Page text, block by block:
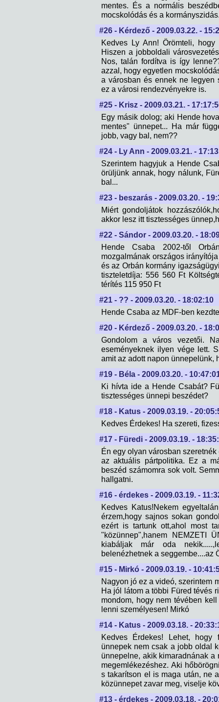
mentes. És a normális
mocskolódás és a
#26 - Kérdező - 2009.03.22. -
Kedves Ly Ann! Örömteli,
Hiszen a jobboldali
Nos, talán fordítva is így
azzal, hogy egyetlen
a városban és ennek ne legyen
ez a városi rendezvényekre is.
#25 - Krisz - 2009.03.21. -
Egy másik dolog; aki Hende
mentes" ünnepet... Ha már
jobb, vagy bal, nem??
#24 - Ly Ann - 2009.03.21. -
Szerintem hagyjuk a Hende
örüljünk annak, hogy nálunk,
bal...
#23 - beszarás - 2009.03.20. -
Miért gondoljátok
akkor lesz itt tisztességes
#22 - Sándor - 2009.03.20. -
Hende Csaba 2002-től
mozgalmának országos
és az Orbán kormány
tiszteletdíja: 556 560 Ft
térítés 115 950 Ft
#21 - ?? - 2009.03.20. - 18:02:10
Hende Csaba az MDF-ben
#20 - Kérdező - 2009.03.20. -
Gondolom a város vezetői.
eseményeknek ilyen vége lett.
amit az adott napon ünnepelünk,
#19 - Béla - 2009.03.20. -
Ki hívta ide a Hende Csabát?
tisztességes ünnepi beszédet?
#18 - Katus - 2009.03.19. -
Kedves Érdekes! Ha szereti,
#17 - Füredi - 2009.03.19. -
Én egy olyan városban
az aktuális pártpolitika. Ez a
beszéd számomra sok volt.
hallgatni.
#16 - érdekes - 2009.03.19. -
Kedves Katus!Nekem
érzem,hogy sajnos sokan
ezért is tartunk ott,ahol most
"közünnep",hanem NEMZETI
kiabáljak már oda
belenézhetnek a seggembe....az
#15 - Mirkó - 2009.03.19. -
Nagyon jó ez a videó, szerintem
Ha jól látom a többi Füred tévés
mondom, hogy nem tévében
lenni személyesen! Mirkó
#14 - Katus - 2009.03.18. -
Kedves Érdekes! Lehet,
ünnepek nem csak a jobb oldal
ünnepelne, akik kimaradnának
megemlékezéshez. Aki
s takarítson el is maga után, ne
közünnepet zavar meg, viselje
#13 - érdekes - 2009.03.18. -